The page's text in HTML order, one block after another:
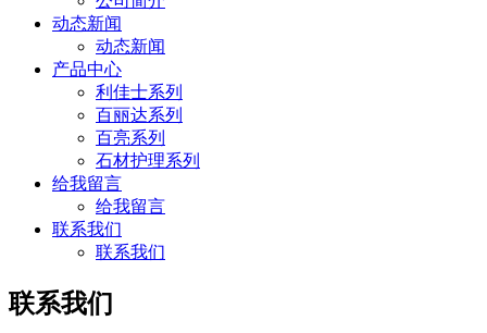
动态新闻
动态新闻
产品中心
利佳士系列
百丽达系列
百亮系列
石材护理系列
给我留言
给我留言
联系我们
联系我们
联系我们